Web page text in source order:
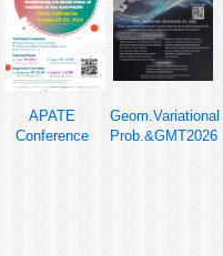
APATE
Conference
Geom.Variational
Prob.&GMT2026